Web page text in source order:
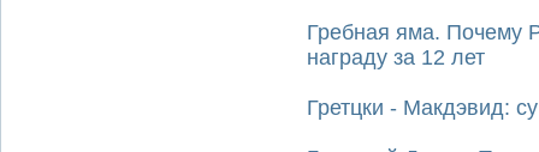
Гребная яма. Почему
награду за 12 лет
Гретцки - Макдэвид: